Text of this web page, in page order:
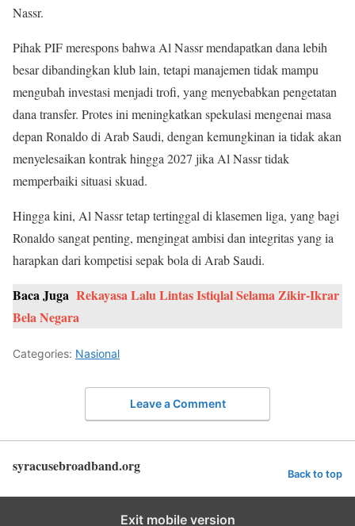
Nassr.
Pihak PIF merespons bahwa Al Nassr mendapatkan dana lebih
besar dibandingkan klub lain, tetapi manajemen tidak mampu
mengubah investasi menjadi trofi, yang menyebabkan pengetatan
dana transfer. Protes ini meningkatkan spekulasi mengenai masa
depan Ronaldo di Arab Saudi, dengan kemungkinan ia tidak akan
menyelesaikan kontrak hingga 2027 jika Al Nassr tidak
memperbaiki situasi skuad.
Hingga kini, Al Nassr tetap tertinggal di klasemen liga, yang bagi
Ronaldo sangat penting, mengingat ambisi dan integritas yang ia
harapkan dari kompetisi sepak bola di Arab Saudi.
Baca Juga Rekayasa Lalu Lintas Istiqlal Selama Zikir-Ikrar
Bela Negara
Categories: Nasional
Leave a Comment
syracusebroadband.org Back to top
Exit mobile version